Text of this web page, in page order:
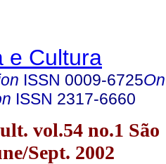
e Cultura
ISSN 0009-6725
ISSN 2317-6660
vol.54 no.1 São
Sept. 2002